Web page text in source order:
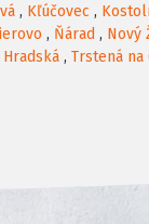
, Kľúčovec ,
, Ňárad , Nový
, Trstená na